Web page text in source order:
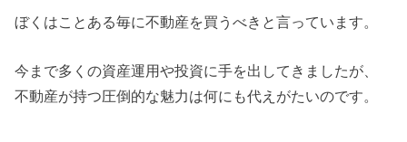
ぼくはことある毎に不動産を買うべきと言っています。
今まで多くの資産運用や投資に手を出してきましたが、
不動産が持つ圧倒的な魅力は何にも代えがたいのです。